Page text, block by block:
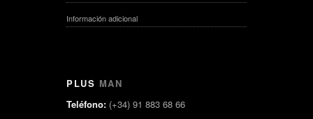
Información adicional
PLUS MAN
Teléfono: (+34) 91 883 68 66